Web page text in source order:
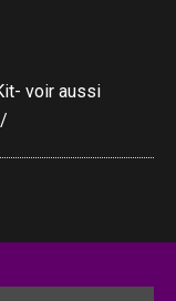
voir aussi